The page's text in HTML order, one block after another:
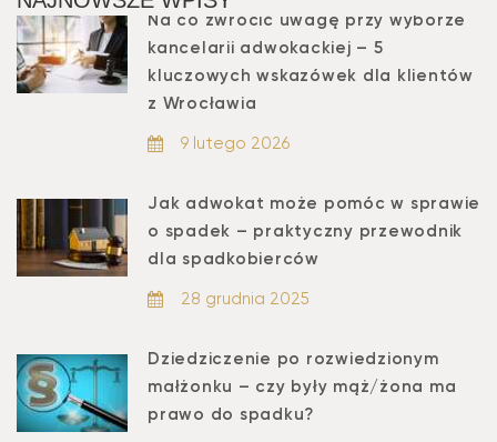
Na co zwrócić uwagę przy wyborze
kancelarii adwokackiej – 5
kluczowych wskazówek dla klientów
z Wrocławia
9 lutego 2026
Jak adwokat może pomóc w sprawie
o spadek – praktyczny przewodnik
dla spadkobierców
28 grudnia 2025
Dziedziczenie po rozwiedzionym
małżonku – czy były mąż/żona ma
prawo do spadku?